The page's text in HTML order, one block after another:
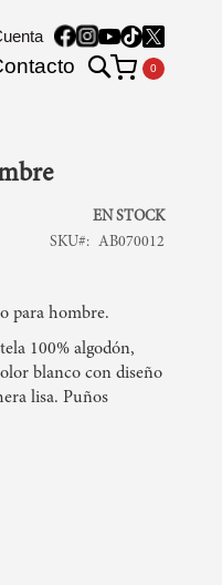
Search
EN STOCK
SKU
AB070012
para hombre.
100% algodón,
blanco con diseño
lisa. Puños